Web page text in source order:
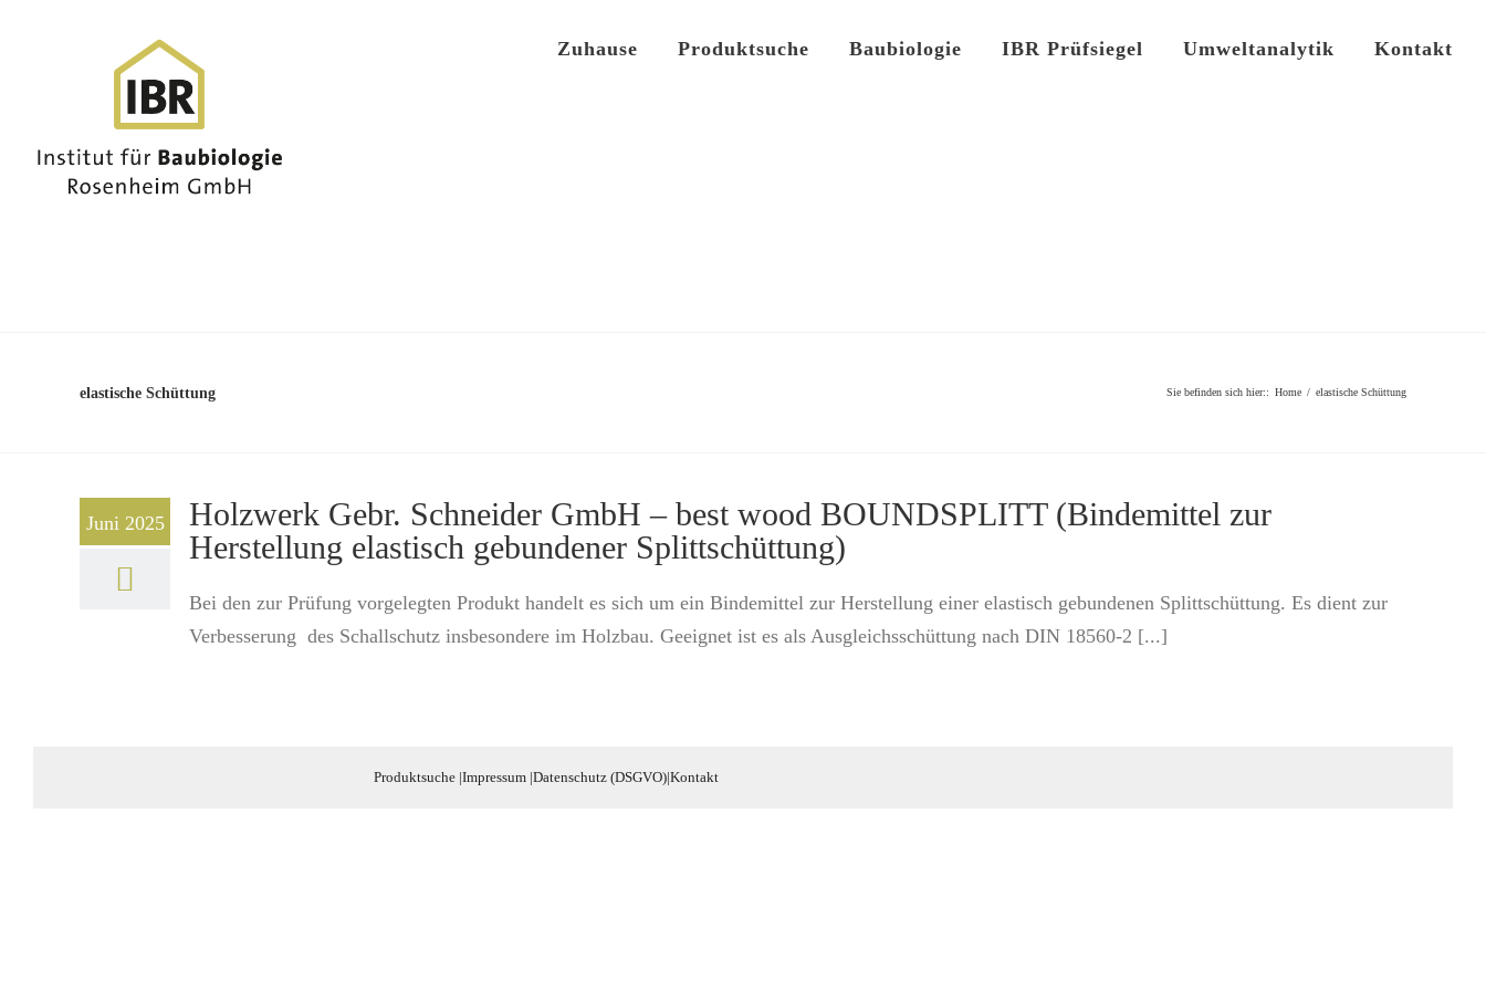
Zuhause Produktsuche Baubiologie IBR Prüfsiegel Umweltanalytik Kontakt
elastische Schüttung Sie befinden sich hier:: Home / elastische Schüttung
Juni 2025
Holzwerk Gebr. Schneider GmbH – best wood BOUNDSPLITT (Bindemittel zur
Herstellung elastisch gebundener Splittschüttung)
Bei den zur Prüfung vorgelegten Produkt handelt es sich um ein Bindemittel zur Herstellung einer elastisch gebundenen Splittschüttung. Es dient zur
Verbesserung des Schallschutz insbesondere im Holzbau. Geeignet ist es als Ausgleichsschüttung nach DIN 18560-2 [...]
Produktsuche|Impressum|Datenschutz (DSGVO)|Kontakt